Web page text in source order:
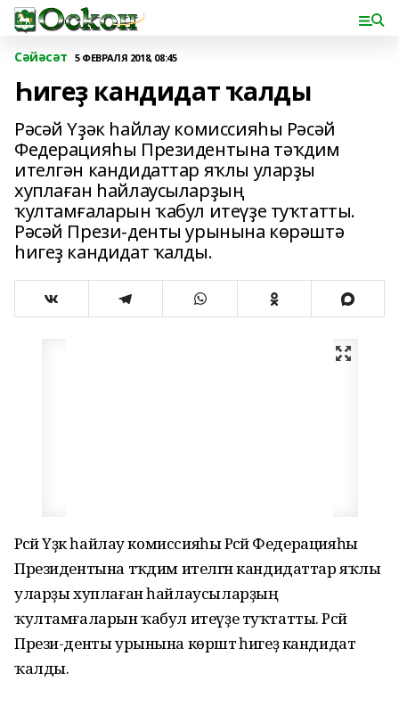
Сәйәсәт 5 ФЕВРАЛЯ 2018, 08:45
Һигеҙ кандидат ҡалды
Рәсәй Үҙәк һайлау комиссияһы Рәсәй
Федерацияһы Президентына тәҡдим
ителгән кандидаттар яҡлы уларҙы
хуплаған һайлаусыларҙың
ҡултамғаларын ҡабул итеүҙе туҡтатты.
Рәсәй Прези-денты урынына көрәштә
һигеҙ кандидат ҡалды.
Рәсәй Үҙәк һайлау комиссияһы Рәсәй Федерацияһы
Президентына тәҡдим ителгән кандидаттар яҡлы
уларҙы хуплаған һайлаусыларҙың
ҡултамғаларын ҡабул итеүҙе туҡтатты. Рәсәй
Прези-денты урынына көрәштә һигеҙ кандидат
ҡалды.